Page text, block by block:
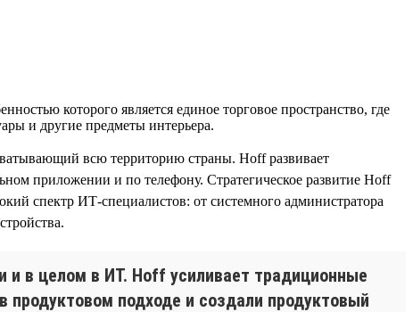
которого является единое торговое пространство, где
и другие предметы интерьера.
всю территорию страны. Hoff развивает
приложении и по телефону. Стратегическое развитие Hoff
спектр ИТ-специалистов: от системного администратора
и в целом в ИТ. Hoff усиливает традиционные
подходе и создали продуктовый